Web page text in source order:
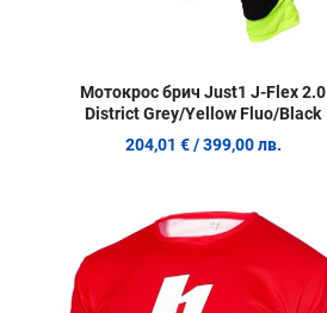
Мотокрос брич Just1 J-Flex 2.0
District Grey/Yellow Fluo/Black
204,01 € / 399,00 лв.
Сравни продукт